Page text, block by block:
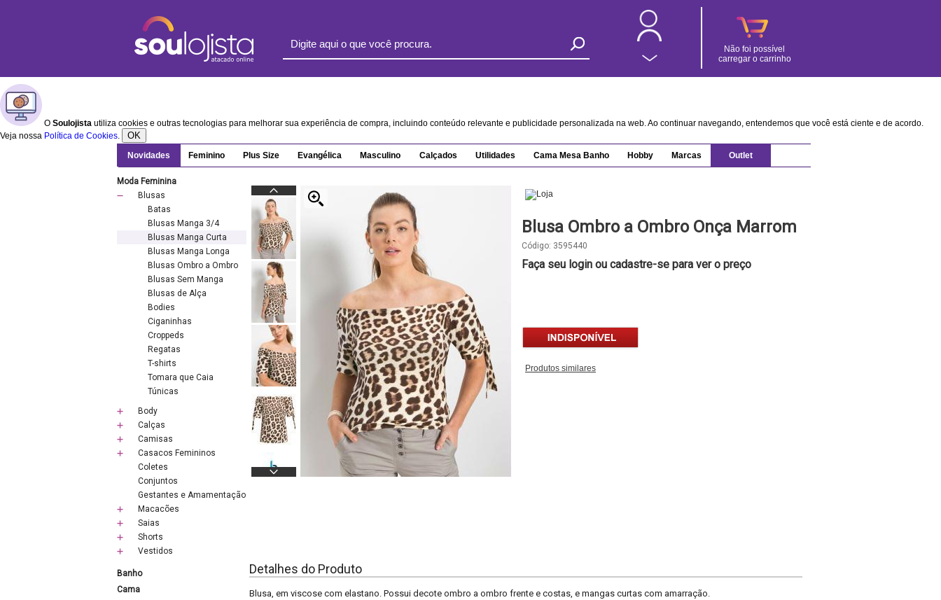
Não foi possível
carregar o carrinho
O Soulojista utiliza cookies e outras tecnologias para melhorar sua experiência de compra, incluindo conteúdo relevante e publicidade personalizada na web. Ao continuar navegando, entendemos que você está ciente e de acordo.
Veja nossa Política de Cookies. OK
Novidades Feminino Plus Size Evangélica Masculino Calçados Utilidades Cama Mesa Banho Hobby Marcas Outlet
Moda Feminina
Blusas
Batas
Blusas Manga 3/4
Blusas Manga Curta
Blusas Manga Longa
Blusas Ombro a Ombro
Blusas Sem Manga
Blusas de Alça
Bodies
Ciganinhas
Croppeds
Regatas
T-shirts
Tomara que Caia
Túnicas
Body
Calças
Camisas
Casacos Femininos
Coletes
Conjuntos
Gestantes e Amamentação
Macacões
Saias
Shorts
Vestidos
Banho
Cama
Blusa Ombro a Ombro Onça Marrom
Código: 3595440
Faça seu login ou cadastre-se para ver o preço
Produtos similares
Detalhes do Produto
Blusa, em viscose com elastano. Possui decote ombro a ombro frente e costas, e mangas curtas com amarração.